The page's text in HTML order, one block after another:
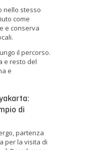
nello stesso
come
e conserva
il percorso.
e resto del
e
di
partenza
per la visita di